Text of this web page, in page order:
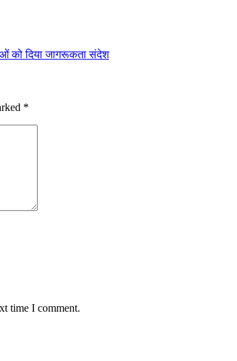
को दिया जागरूकता संदेश
*
time I comment.